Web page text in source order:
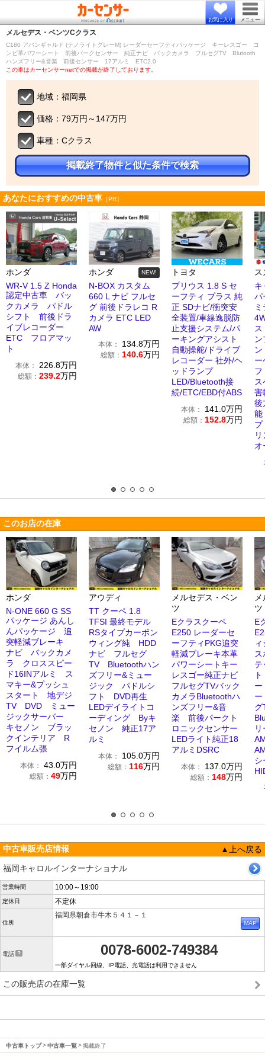
お気に入り メニュー
メルセデス・ベンツCクラス
C180 アバンギャルド (テノライトグレーM) レーダーセーフティパッケージ キーレスゴー コ
ンビ革パワーシート 前後パークセンサー 純正ナビ バックカメラ フルセグTV Blutooth
ハンズフリー&音楽 前後センサー 17アルミ ETC2.0
この車はカーセンサーnetでの掲載が終了しております。
地域：福岡県
価格：79万円～147万円
車種：Cクラス
掲載終了物件と似た条件で検索
あなたにおすすめの中古車 ［PR］
ホンダ
WR-V 1.5 Z Honda
認定中古車 バッ
クカメラ パドル
シフト 前後ドラ
イブレコーダー
ETC フロアマッ
ト
本体： 226.8万円
総額： 239.2万円
ホンダ NEW!
N-BOX カスタム
660 L ナビ フルセ
グ 前後ドラレコ R
カメラ ETC LED
AW
本体： 134.8万円
総額： 140.6万円
トヨタ
プリウス 1.8 S セ
ーフティ プラス 純
正 SDナビ/衝突安
全装置/車線逸脱防
止支援システム/パ
ーキングアシスト
自動操舵/ドライブ
レコーダー 社外/ヘ
ッドランプ
LED/Bluetooth接
続/ETC/EBD付ABS
本体： 141.0万円
総額： 152.8万円
ス
キ
パ
ー
後
オ
このお店の在庫
ホンダ
N-ONE 660 G SS
パッケージ あんし
んパッケージ 追
突軽減ブレーキ
ナビ バックカメ
ラ クロススピー
ド16INアルミ ス
マキー&プッシュ
スタート 地デジ
TV DVD ミュー
ジックサーバー
キセノン ブラッ
クインテリア R
フイルム張
本体： 43.0万円
総額： 49万円
アウディ
TT クーペ 1.8
TFSI 最終モデル
RSタイプカーボン
ウィング純 HDD
ナビ フルセグ
TV Bluetoothハン
ズフリー&ミュー
ジック パドルシ
フト DVD再生
LEDデイライトコ
ーディング Byキ
セノン 純正17ア
ルミ
本体： 105.0万円
総額： 116万円
メルセデス・ベン
ツ
Eクラスクーペ
E250 レーダーセ
ーフティPKG追突
軽減ブレーキ本革
パワーシートキー
レスゴー純正ナビ
フルセグTVバック
カメラBluetoothハ
ンズフリー&音
楽 前後パークト
ロニックセンサー
LEDライト純正18
アルミDSRC
本体： 137.0万円
総額： 148万円
ツ
E
テ
グ
中古車販売店情報
▲上へ戻る
福岡キャロルインターナショナル
営業時間 10:00～19:00
定休日 不定休
住所
福岡県朝倉市牛木５４１－１
電話 0078-6002-749384
一部ダイヤル回線、IP電話、光電話は利用できません
この販売店の在庫一覧
中古車トップ 中古車一覧 掲載終了